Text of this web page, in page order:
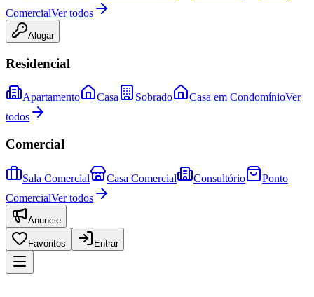
ComercialVer todos
Alugar
Residencial
Apartamento Casa Sobrado Casa em CondomínioVer
todos
Comercial
Sala Comercial Casa Comercial Consultório
Ponto
ComercialVer todos
Anuncie
Favoritos Entrar